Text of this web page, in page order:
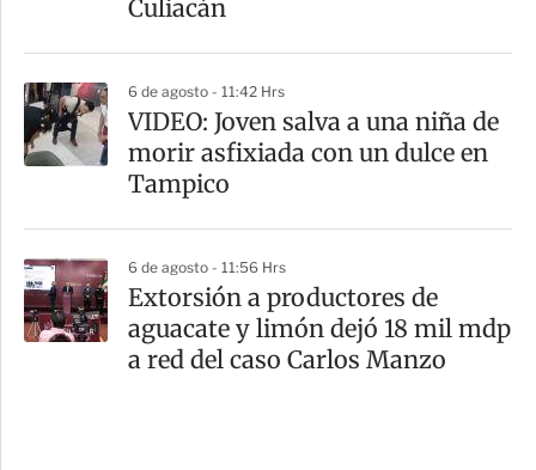
Culiacán
6 de agosto - 11:42 Hrs
VIDEO: Joven salva a una niña de
morir asfixiada con un dulce en
Tampico
6 de agosto - 11:56 Hrs
Extorsión a productores de
aguacate y limón dejó 18 mil mdp
a red del caso Carlos Manzo